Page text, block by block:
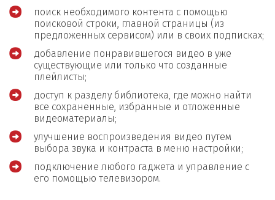
поиск необходимого контента с помощью
поисковой строки, главной страницы (из
предложенных сервисом) или в своих подписках;
добавление понравившегося видео в уже
существующие или только что созданные
плейлисты;
доступ к разделу библиотека, где можно найти
все сохраненные, избранные и отложенные
видеоматериалы;
улучшение воспроизведения видео путем
выбора звука и контраста в меню настройки;
подключение любого гаджета и управление с
его помощью телевизором.